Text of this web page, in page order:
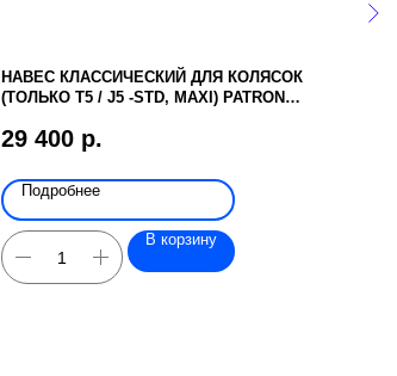
НАВЕС КЛАССИЧЕСКИЙ ДЛЯ КОЛЯСОК
(ТОЛЬКО T5 / J5 -STD, MAXI) PATRON
29 400 р.
Подробнее
В корзину